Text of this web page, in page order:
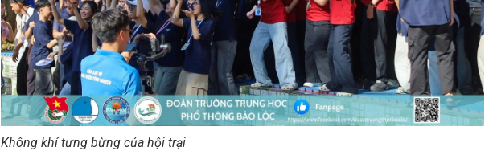
Không khí tưng bừng của hội trại